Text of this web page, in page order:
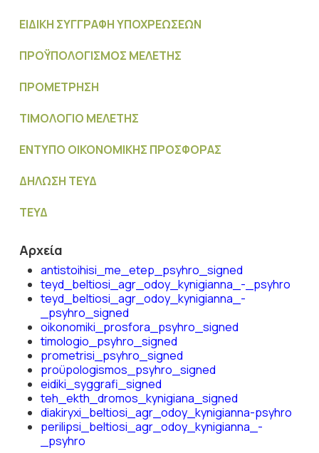
ΕΙΔΙΚΗ ΣΥΓΓΡΑΦΗ ΥΠΟΧΡΕΩΣΕΩΝ
ΠΡΟΫΠΟΛΟΓΙΣΜΟΣ MΕΛΕΤΗΣ
ΠΡΟΜΕΤΡΗΣΗ
ΤΙΜΟΛΟΓΙΟ ΜΕΛΕΤΗΣ
ΕΝΤΥΠΟ ΟΙΚΟΝΟΜΙΚΗΣ ΠΡΟΣΦΟΡΑΣ
ΔΗΛΩΣΗ ΤΕΥΔ
ΤΕΥΔ
Αρχεία
antistoihisi_me_etep_psyhro_signed
teyd_beltiosi_agr_odoy_kynigianna_-_psyhro
teyd_beltiosi_agr_odoy_kynigianna_-
_psyhro_signed
oikonomiki_prosfora_psyhro_signed
timologio_psyhro_signed
prometrisi_psyhro_signed
proϋpologismos_psyhro_signed
eidiki_syggrafi_signed
teh_ekth_dromos_kynigiana_signed
diakiryxi_beltiosi_agr_odoy_kynigianna-psyhro
perilipsi_beltiosi_agr_odoy_kynigianna_-
_psyhro